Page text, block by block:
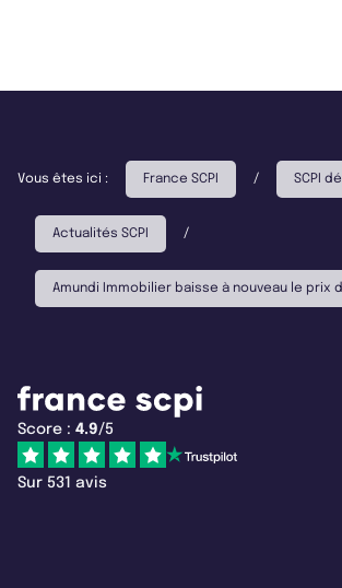
Vous êtes ici : France SCPI / SCPI
Actualités SCPI /
Amundi Immobilier baisse à nouveau le prix
Score : 4.9/5
Sur 531 avis